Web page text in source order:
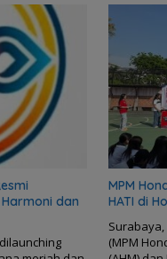
dan
MPM
HATI di
Surabaya,
(MPM